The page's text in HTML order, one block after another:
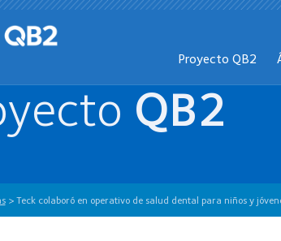
Proyecto QB2
QB2
> Teck colaboró en operativo de salud dental para niños y